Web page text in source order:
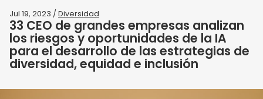
Jul 19, 2023 / Diversidad
33 CEO de grandes empresas analizan
los riesgos y oportunidades de la IA
para el desarrollo de las estrategias de
diversidad, equidad e inclusión